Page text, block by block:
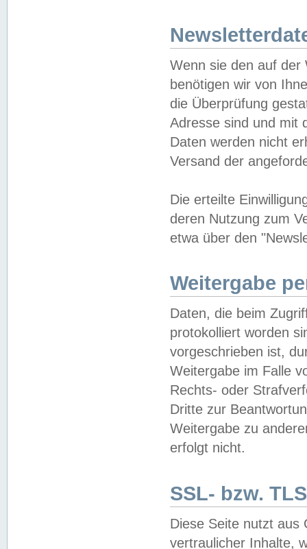
Wenn sie den auf der
benötigen wir von
die Überprüfung
Adresse sind und mit
Daten werden nicht
Versand der
Die erteilte
deren Nutzung zum
etwa über den
Weitergabe
Daten, die beim
protokolliert worden
vorgeschrieben ist,
Weitergabe im Falle
Rechts- oder
Dritte zur
Weitergabe zu
erfolgt nicht.
SSL- bzw.
Diese Seite nutzt aus
vertraulicher Inhalte,